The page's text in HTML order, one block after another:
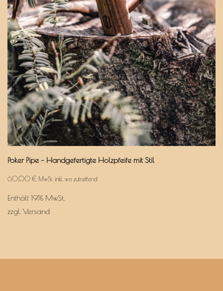
Poker Pipe – Handgefertigte Holzpfeife mit Stil
60,00 € MwSt. inkl. wo zutreffend
Enthält 19% MwSt.
zzgl. Versand